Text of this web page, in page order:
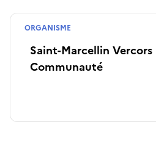
Saint-Marcellin Vercors
Communauté
Collectivité
ORGANISME